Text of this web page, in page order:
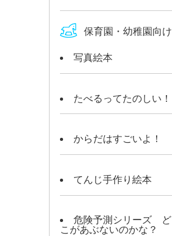
保育園・幼稚園向け
写真絵本
たべるってたのしい！
からだはすごいよ！
てんじ手作り絵本
危険予測シリーズ ど
こがあぶないのかな？